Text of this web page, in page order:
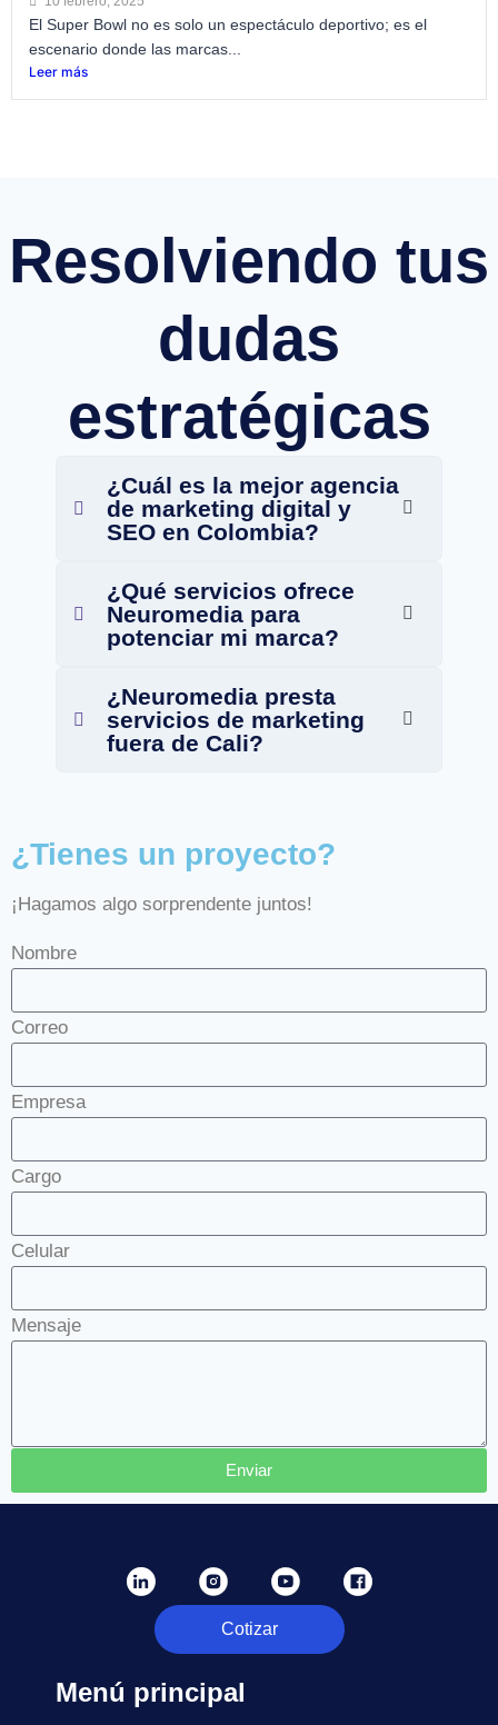
El Super Bowl no es solo un espectáculo deportivo; es el
escenario donde las marcas...
Leer más
Resolviendo tus
dudas
estratégicas
¿Cuál es la mejor agencia
de marketing digital y
SEO en Colombia?
¿Qué servicios ofrece
Neuromedia para
potenciar mi marca?
¿Neuromedia presta
servicios de marketing
fuera de Cali?
¿Tienes un proyecto?
¡Hagamos algo sorprendente juntos!
Nombre
Correo
Empresa
Cargo
Celular
Mensaje
Enviar
Cotizar
Menú principal